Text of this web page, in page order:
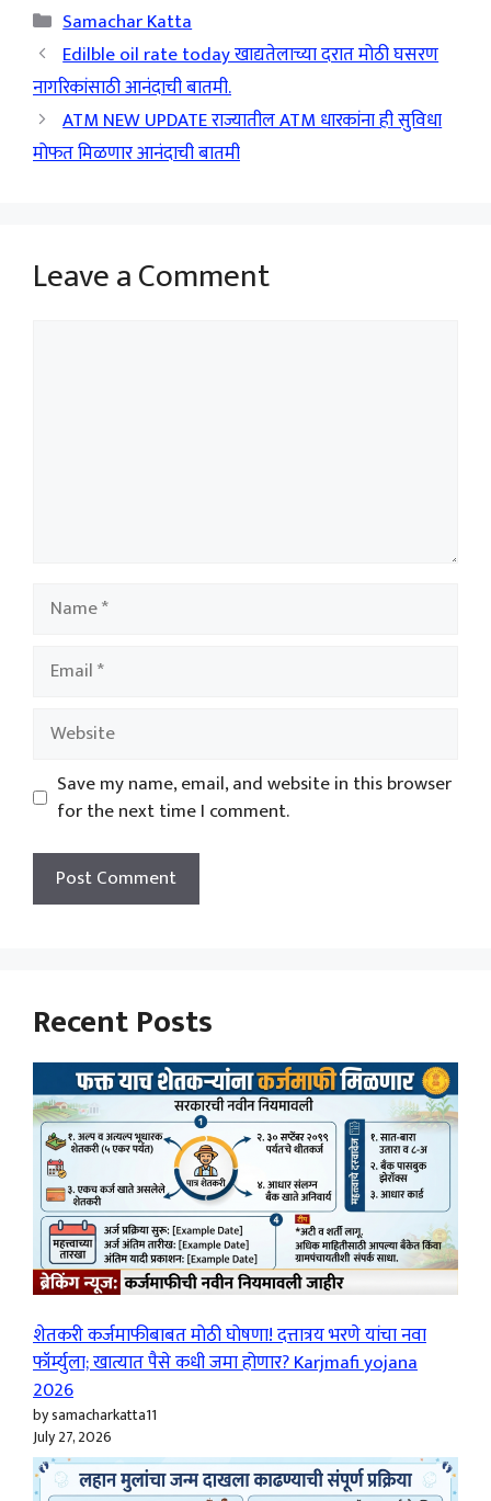
Categories
Samachar Katta
Edilble oil rate today खाद्यतेलाच्या दरात मोठी घसरण
नागरिकांसाठी आनंदाची बातमी.
ATM NEW UPDATE राज्यातील ATM धारकांना ही सुविधा
मोफत मिळणार आनंदाची बातमी
Leave a Comment
Name
Email
Website
Save my name, email, and website in this browser
for the next time I comment.
Recent Posts
शेतकरी कर्जमाफीबाबत मोठी घोषणा! दत्तात्रय भरणे यांचा नवा
फॉर्म्युला; खात्यात पैसे कधी जमा होणार? Karjmafi yojana
2026
by samacharkatta11
July 27, 2026